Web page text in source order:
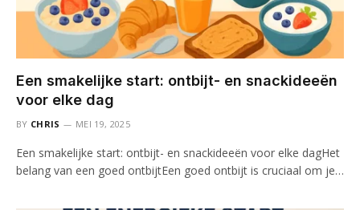
Een smakelijke start: ontbijt- en snackideeën
voor elke dag
BY CHRIS MEI 19, 2025
Een smakelijke start: ontbijt- en snackideeën voor elke dagHet
belang van een goed ontbijtEen goed ontbijt is cruciaal om je…